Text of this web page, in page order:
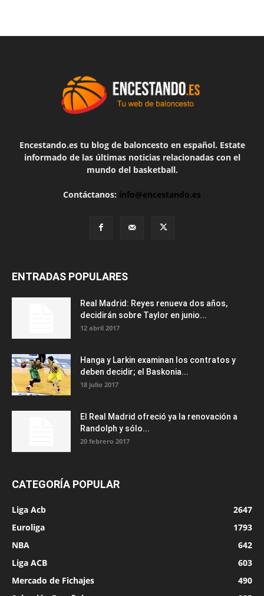
Encestando.es tu blog de baloncesto en español. Estate
informado de las últimas noticias relacionadas con el
mundo del basketball.
Contáctanos: info@encestando.es
ENTRADAS POPULARES
Real Madrid: Reyes renueva dos años,
decidirán sobre Taylor en junio...
12 abril 2017
Hanga y Larkin examinan los contratos y
deben decidir; el Baskonia...
18 julio 2017
El Real Madrid ofreció ya la renovación a
Randolph y sólo...
20 febrero 2017
CATEGORÍA POPULAR
Liga Acb
2647
Euroliga
1793
NBA
642
Liga ACB
603
Mercado de Fichajes
490